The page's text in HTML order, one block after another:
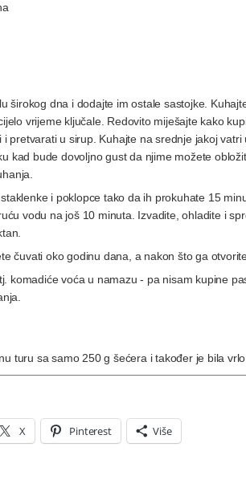
širokog dna i dodajte im ostale sastojke.
vrijeme ključale. Redovito miješajte kako
pretvarati u sirup. Kuhajte na srednje jakoj
kad bude dovoljno gust da njime možete
i poklopce tako da ih prokuhate 15
vodu na još 10 minuta. Izvadite, ohladite i
čuvati oko godinu dana, a nakon što ga
komadiće voća u namazu - pa nisam kupine
turu sa samo 250 g šećera i također je bila
X Pinterest Više